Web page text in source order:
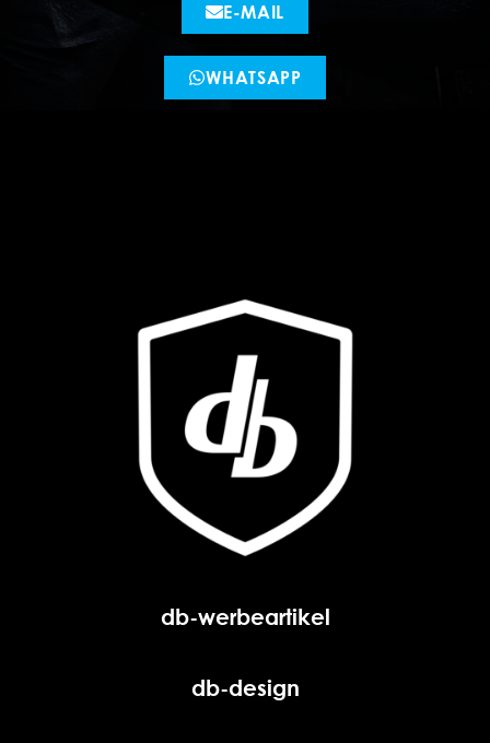
E-MAIL
WHATSAPP
db-werbeartikel
db-design